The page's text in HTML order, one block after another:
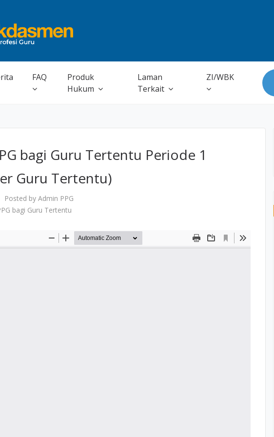
FAQ
Produk
Hukum
Laman
Terkait
ZI/WBK
bagi Guru Tertentu Periode 1
Guru Tertentu)
Posted by Admin PPG
bagi Guru Tertentu